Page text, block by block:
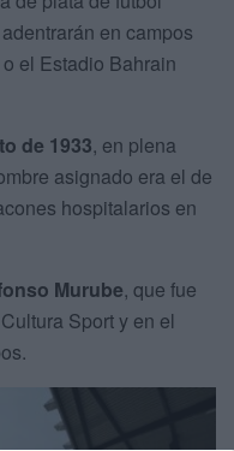
en campos
el Estadio Bahrain
de 1933, en plena
asignado era el de
hospitalarios en
Murube, que fue
Sport y en el